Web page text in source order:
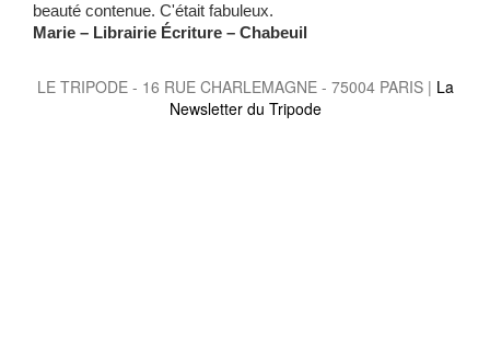
beauté contenue. C'était fabuleux.
Marie – Librairie Écriture – Chabeuil
LE TRIPODE - 16 RUE CHARLEMAGNE - 75004 PARIS | La
Newsletter du Tripode